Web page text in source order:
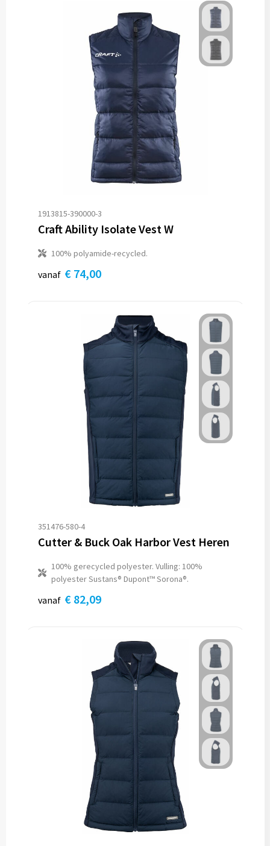
1913815-390000-3
Craft Ability Isolate Vest W
100% polyamide-recycled.
vanaf € 74,00
351476-580-4
Cutter & Buck Oak Harbor Vest Heren
100% gerecycled polyester. Vulling: 100%
polyester Sustans® Dupont™ Sorona®.
vanaf € 82,09